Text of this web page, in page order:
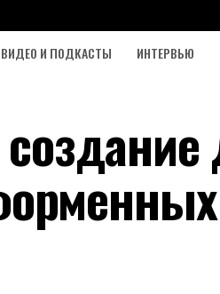
ВИДЕО И ПОДКАСТЫ ИНТЕРВЬЮ